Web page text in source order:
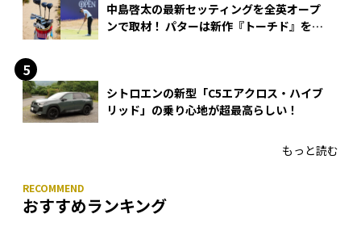
中島啓太の最新セッティングを全英オープ
ンで取材！ パターは新作『トーチド』を投
シトロエンの新型「C5エアクロス・ハイブ
リッド」の乗り心地が超最高らしい！
もっと読む
おすすめランキング